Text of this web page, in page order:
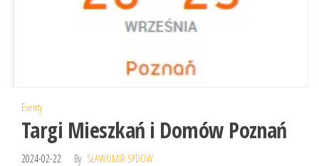
Eventy
Targi Mieszkań i Domów Poznań
2024-02-22 By SŁAWOMIR SYDOW